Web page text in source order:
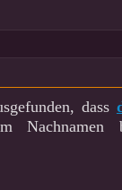
dass